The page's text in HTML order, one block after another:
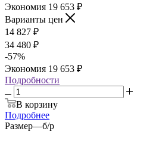
Экономия 19 653 ₽
Варианты цен
14 827 ₽
34 480 ₽
-57%
Экономия 19 653 ₽
Подробности
В корзину
Подробнее
Размер—б/р